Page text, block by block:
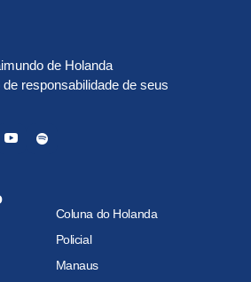
de Holanda
responsabilidade de seus
Coluna do Holanda
Policial
Manaus